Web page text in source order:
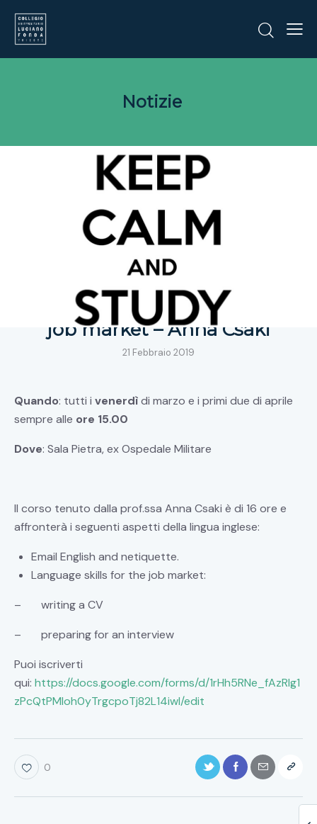
Notizie
CORSI E CONFERENZE
Corso di inglese – secondo
semestre – English for the
job market – Anna Csaki
21 Febbraio 2019
Quando: tutti i venerdìdi marzo e i primi due di aprile
sempre alle ore 15.00
Dove: Sala Pietra, ex Ospedale Militare
Il corso tenuto dalla prof.ssa Anna Csaki è di 16 ore e
affronterà i seguenti aspetti della lingua inglese:
Email English and netiquette.
Language skills for the job market:
– writing a CV
– preparing for an interview
Puoi iscriverti
qui: https://docs.google.com/forms/d/1rHh5RNe_fAzRlg1
zPcQtPMIoh0yTrgcpoTj82L14iwI/edit
0